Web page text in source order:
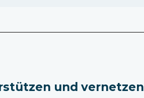
und vernetzen